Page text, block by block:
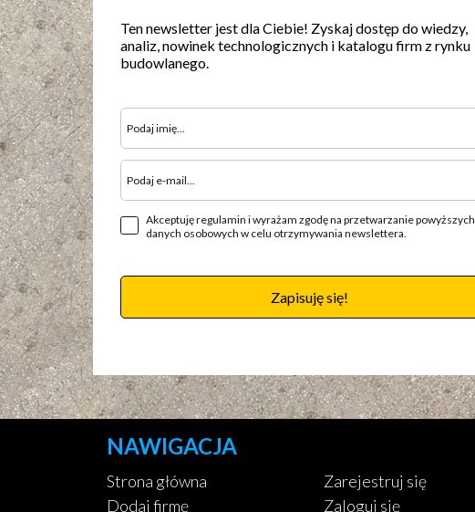
Ten newsletter jest dla Ciebie! Zyskaj dostęp do wiedzy,
analiz, nowinek technologicznych i katalogu firm z rynku
budowlanego.
Akceptuję regulamin i wyrażam zgodę na przetwarzanie powyższych
danych osobowych w celu otrzymywania newslettera.
Zapisuję się!
NAWIGACJA
Strona główna
Dodaj firmę
Zarejestruj się
Zaloguj się